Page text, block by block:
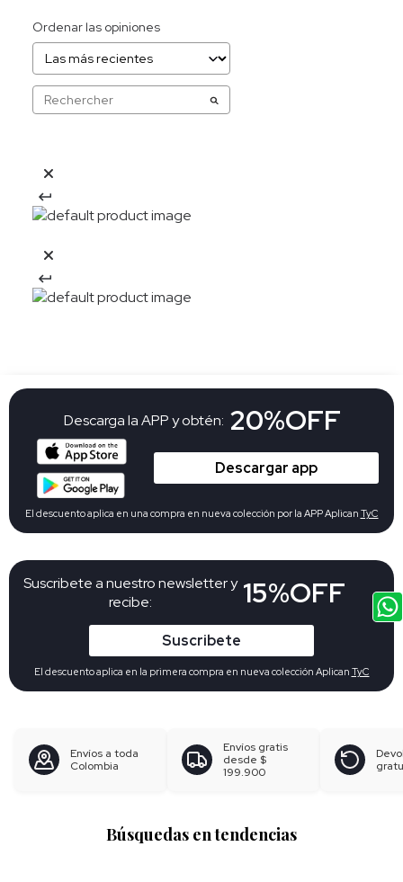
Ordenar las opiniones
Suscribete a nuestro newsletter y
recibe:
15%OFF
Suscribete
El descuento aplica en la primera compra en nueva colección Aplican TyC
Descarga la APP y obtén: 20%OFF
Descargar app
El descuento aplica en una compra en nueva colección por la APP Aplican TyC
Envíos a toda
Colombia
Envíos gratis
desde $
199.900
Búsquedas en tendencias